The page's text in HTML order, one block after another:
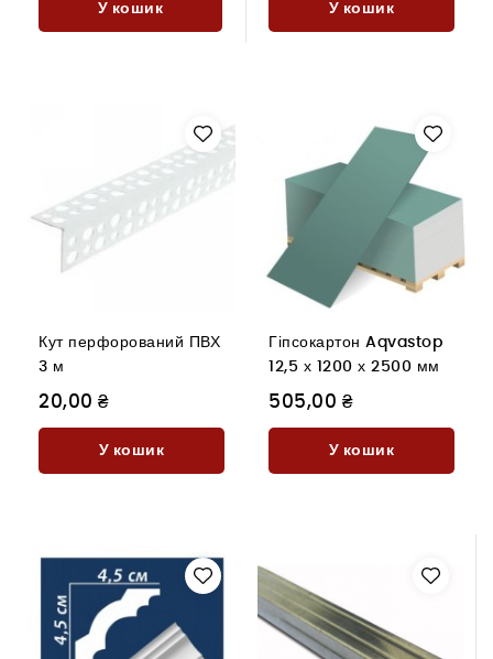
У кошик У кошик
Кут перфорований ПВХ
3 м
20,00 ₴
У кошик
Гіпсокартон Aqvastop
12,5 х 1200 х 2500 мм
505,00 ₴
У кошик